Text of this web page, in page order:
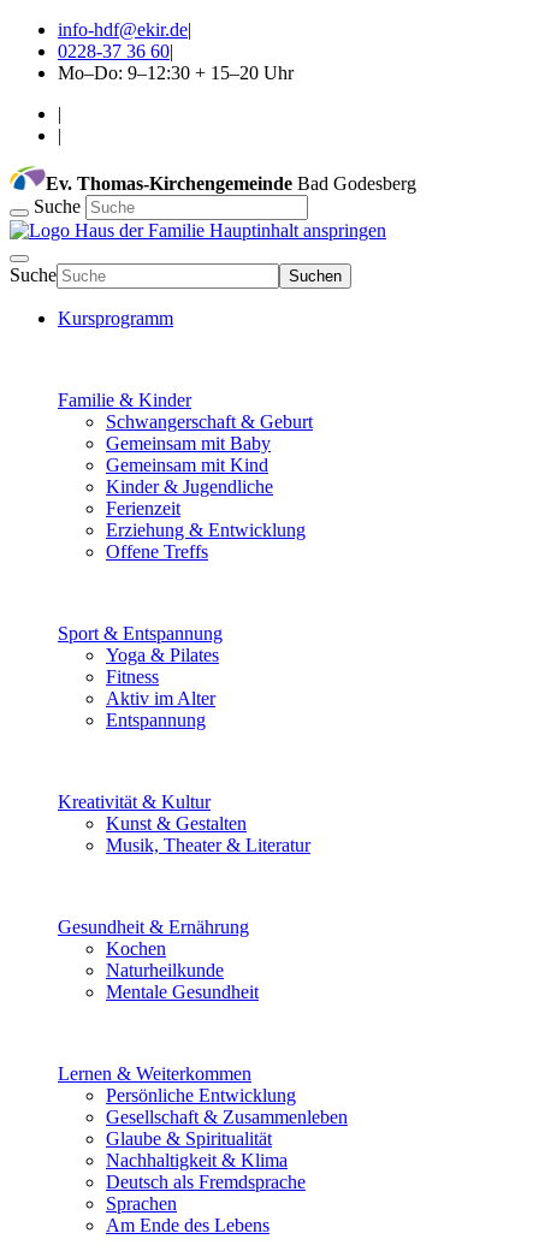
info-hdf@ekir.de|
0228-37 36 60|
Mo–Do: 9–12:30 + 15–20 Uhr
|
|
Ev. Thomas-Kirchengemeinde Bad Godesberg
Suche
Hauptinhalt anspringen
Suche Suchen
Kursprogramm
Familie & Kinder
Schwangerschaft & Geburt
Gemeinsam mit Baby
Gemeinsam mit Kind
Kinder & Jugendliche
Ferienzeit
Erziehung & Entwicklung
Offene Treffs
Sport & Entspannung
Yoga & Pilates
Fitness
Aktiv im Alter
Entspannung
Kreativität & Kultur
Kunst & Gestalten
Musik, Theater & Literatur
Gesundheit & Ernährung
Kochen
Naturheilkunde
Mentale Gesundheit
Lernen & Weiterkommen
Persönliche Entwicklung
Gesellschaft & Zusammenleben
Glaube & Spiritualität
Nachhaltigkeit & Klima
Deutsch als Fremdsprache
Sprachen
Am Ende des Lebens